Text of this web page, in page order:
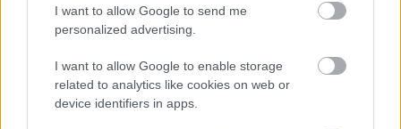
I want to allow Google to send me
personalized advertising.
I want to allow Google to enable storage
related to analytics like cookies on web or
device identifiers in apps.
Üzemanyag: Elektromos
20 490 000 Ft
Üzemanyag: Elektromos